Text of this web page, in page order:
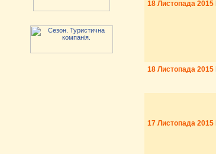
18 Листопада 2015
18 Листопада 2015
17 Листопада 2015